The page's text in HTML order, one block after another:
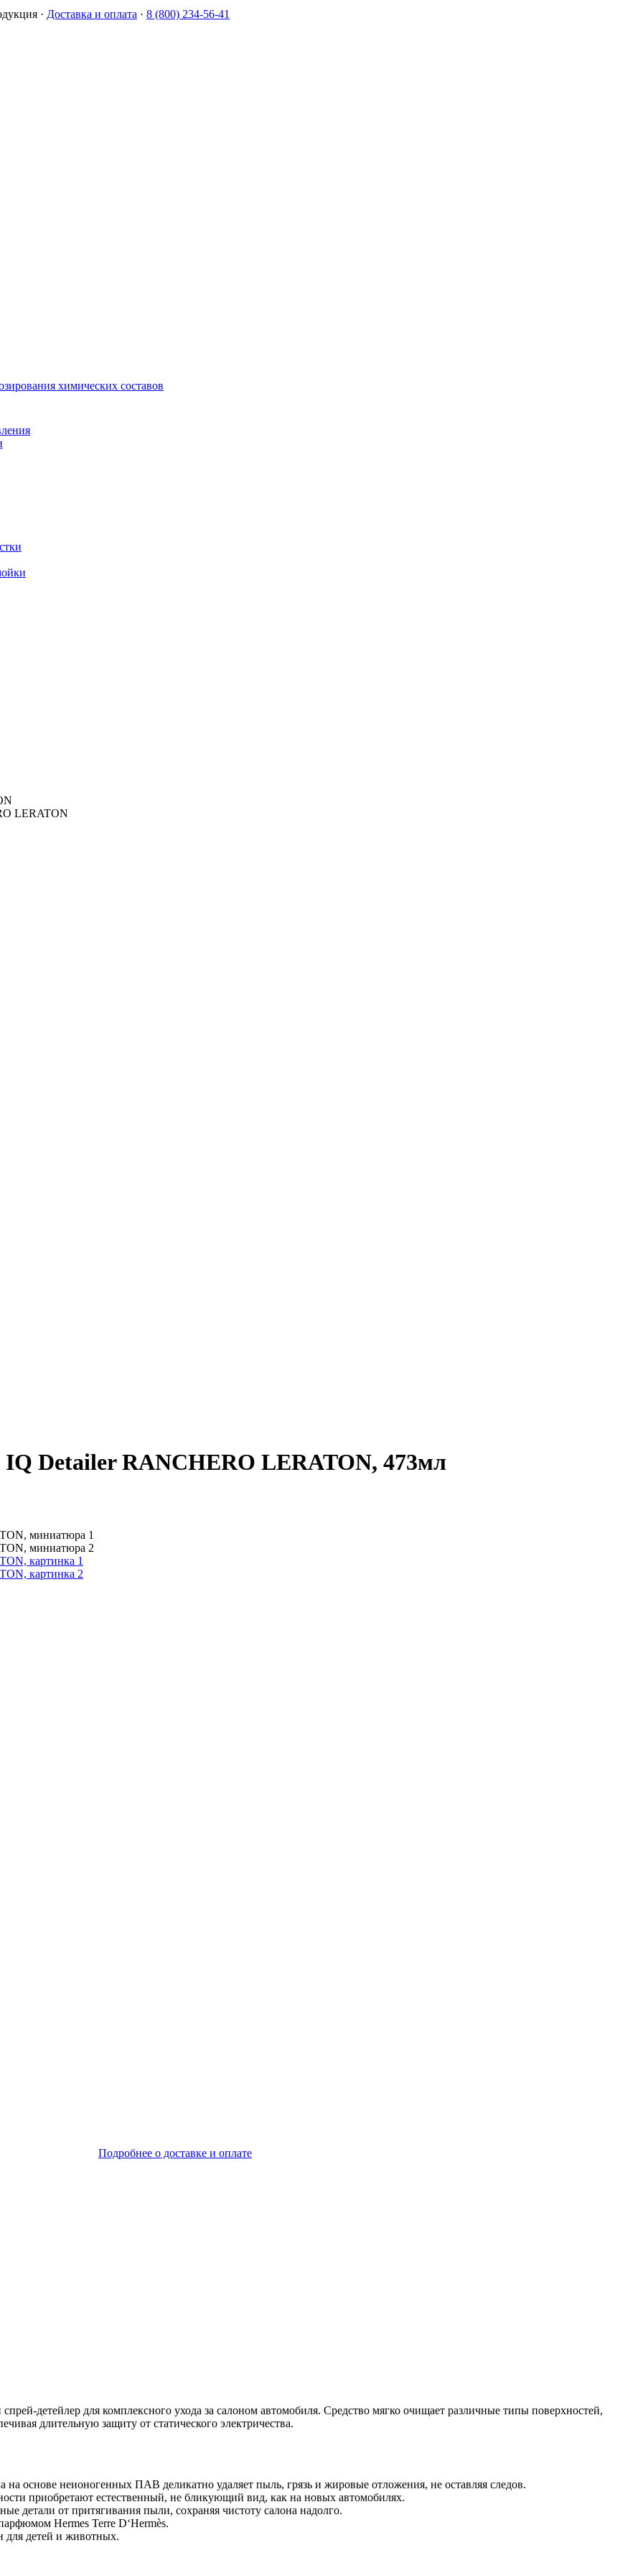
· Доставка и оплата · 8 (800) 234-56-41
химических составов
LERATON
IQ Detailer RANCHERO LERATON, 473мл
Подробнее о доставке и оплате
детейлер для комплексного ухода за салоном автомобиля. Средство мягко очищает различные типы поверхностей,
длительную защиту от статического электричества.
на основе неионогенных ПАВ деликатно удаляет пыль, грязь и жировые отложения, не оставляя следов.
приобретают естественный, не бликующий вид, как на новых автомобилях.
детали от притягивания пыли, сохраняя чистоту салона надолго.
Hermes Terre D‘Hermès.
для детей и животных.